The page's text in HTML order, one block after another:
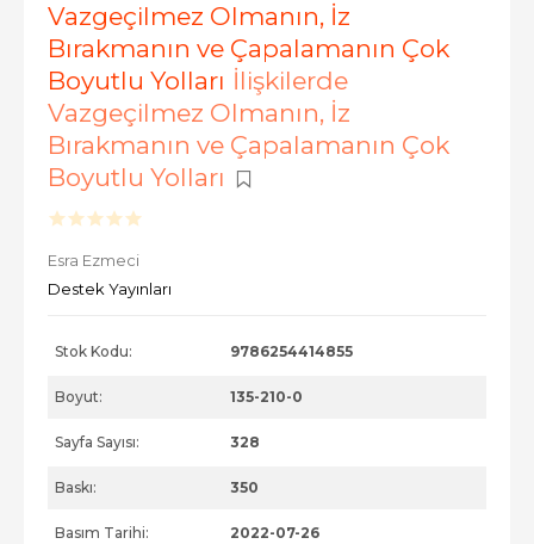
Vazgeçilmez Olmanın, İz
Bırakmanın ve Çapalamanın Çok
Boyutlu Yolları İlişkilerde
Vazgeçilmez Olmanın, İz
Bırakmanın ve Çapalamanın Çok
Boyutlu Yolları
Esra Ezmeci
Destek Yayınları
Stok Kodu: 9786254414855
Boyut: 135-210-0
Sayfa Sayısı: 328
Baskı: 350
Basım Tarihi: 2022-07-26